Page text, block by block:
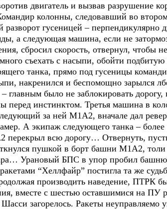
двигатель и вызвав разрушение
колонны, следовавший во
разворот гусеницей –
а следующая машина, если не
сбросил скорость, отвернул, чтобы
съехать с насыпи, обойти
танка, прямо под гусеницы
накренился и беспомощно зарылся
главным было не заблокировать дорогу,
перед инстинктом. Третья машина в
за ней М1А2, вначале дал
А экипаж следующего танка –
перекрыл всю дорогу… Отвернуть,
пушкой в борт башни М1А2, толи
Урановый БПС в упор пробил
“Хеллфайр” постигла та же
производить наведение, ПТРК
вместе с шестью оставшимися на ПУ
загорелось. Ракеты